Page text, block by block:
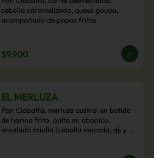
cebolla caramelizada, queso gouda,
acompañado de papas fritas.
$9.900
EL MERLUZA
Pan Ciabatta, merluza austral en batido
de harina frito, palta en abanico,
ensalada criolla (cebolla morada, ají y